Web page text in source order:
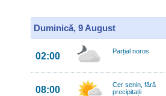
Duminică, 9 August
02:00 Parțial noros
08:00
Cer senin, fără
precipitații